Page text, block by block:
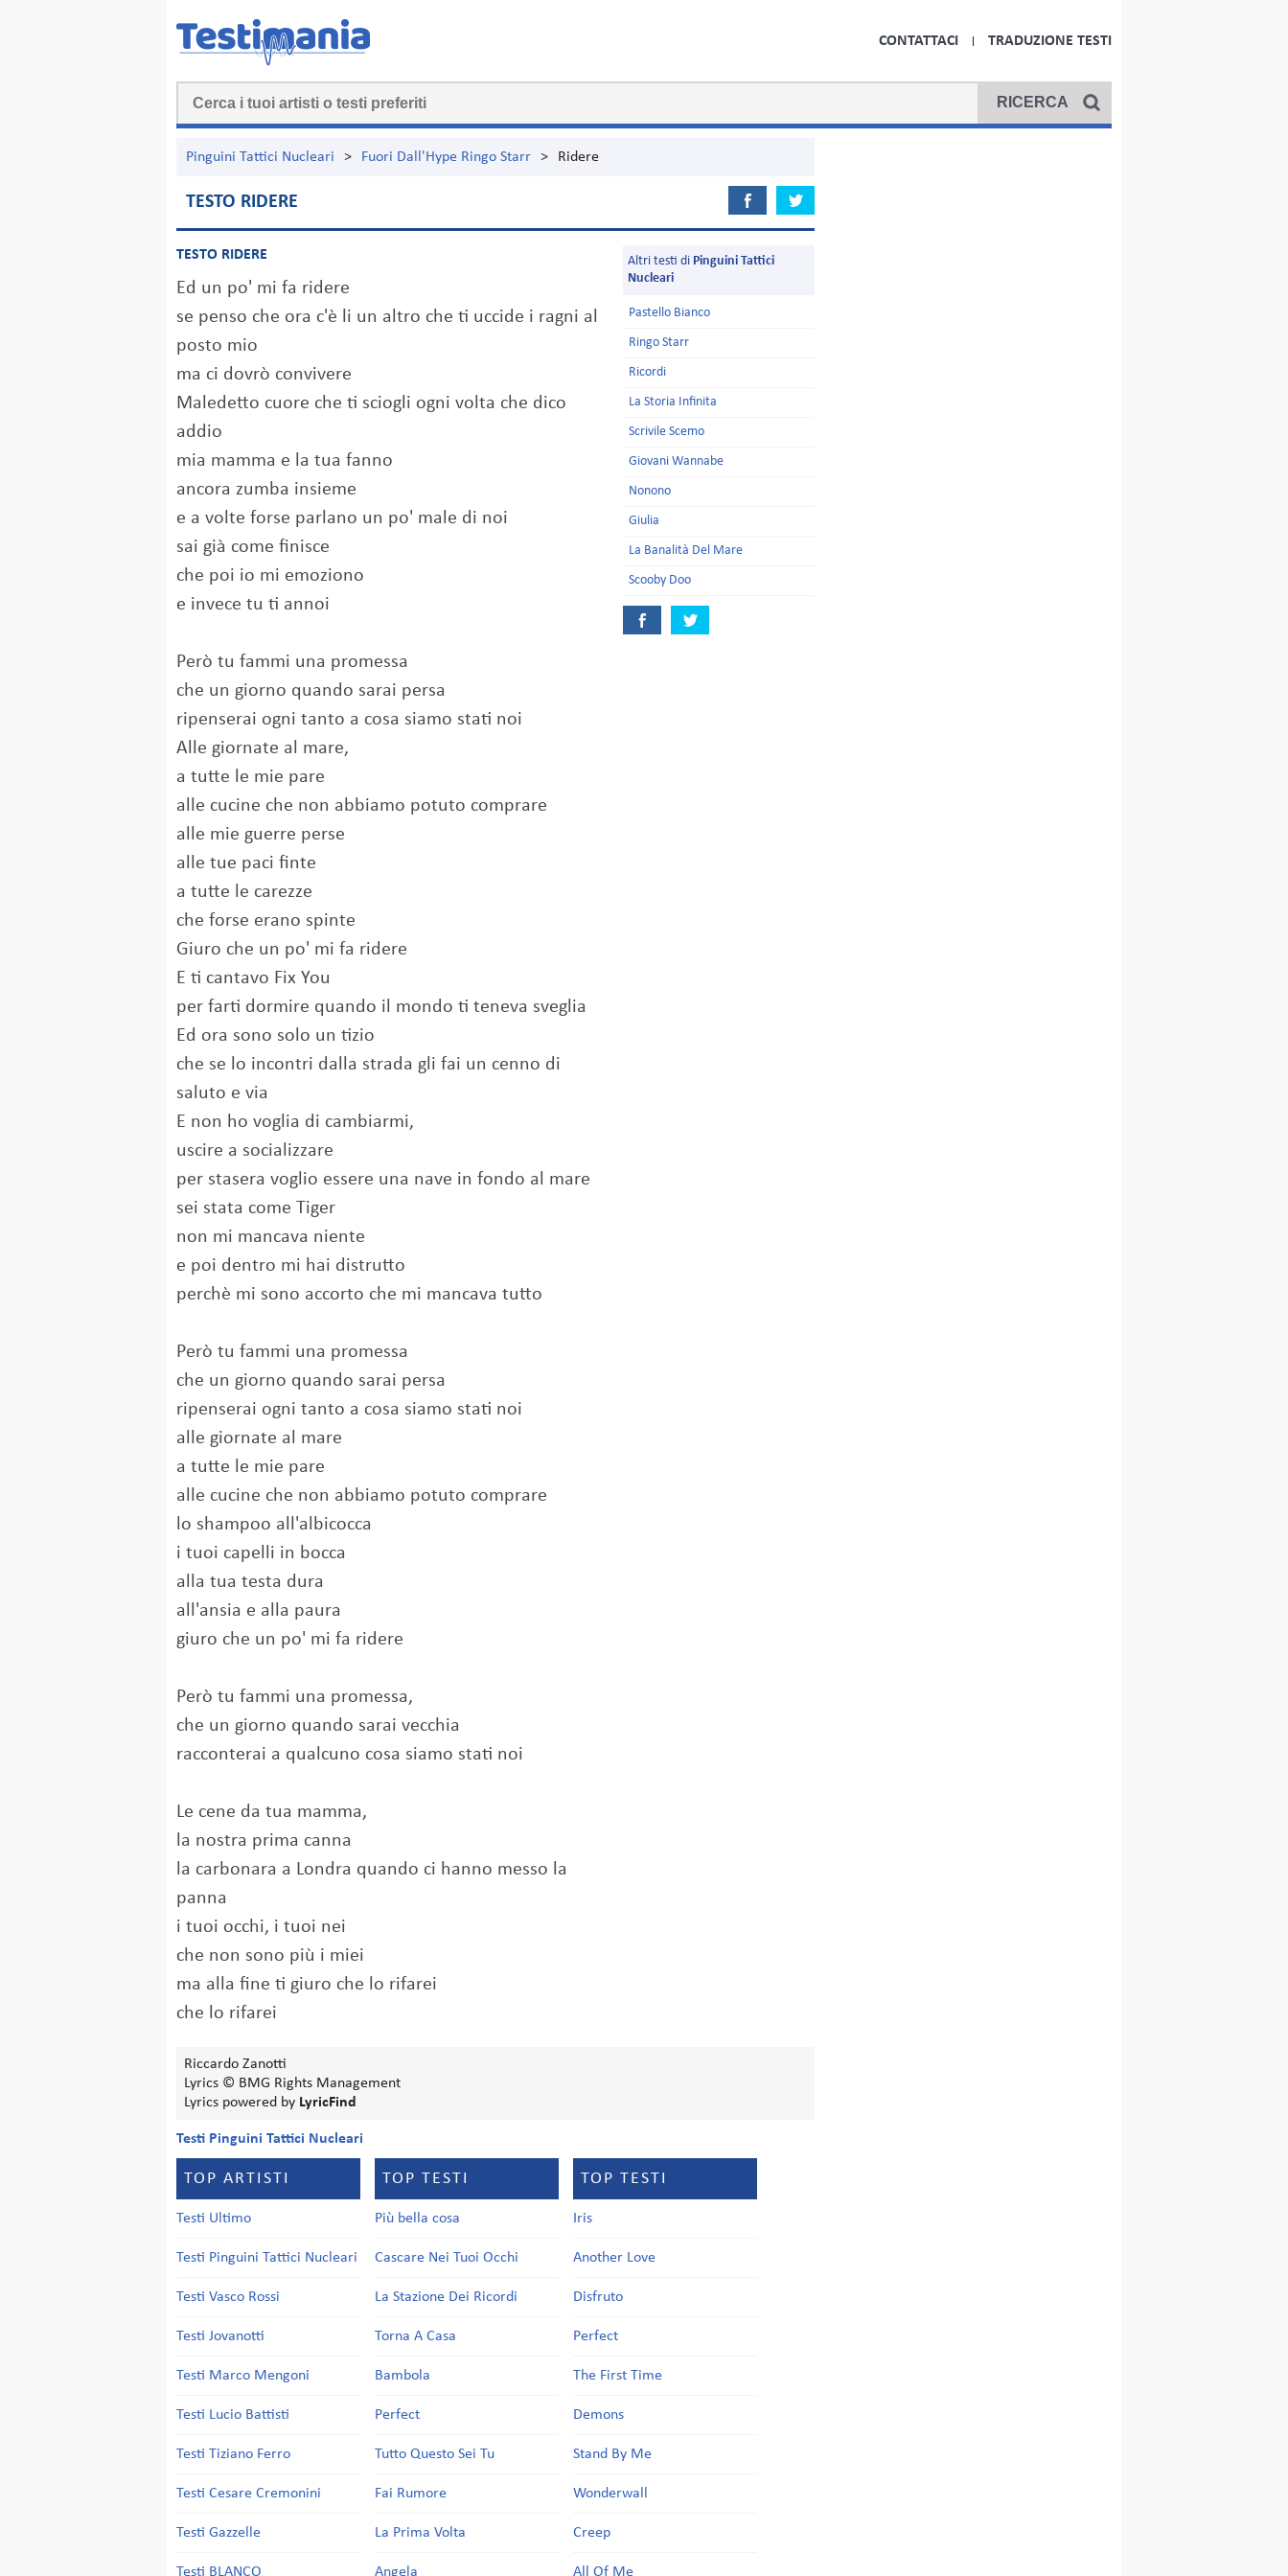
CONTATTACI TRADUZIONE TESTI
Pinguini Tattici Nucleari > Fuori Dall'Hype Ringo Starr > Ridere
TESTO RIDERE
TESTO RIDERE
Ed un po' mi fa ridere
se penso che ora c'è li un altro che ti uccide i ragni al
posto mio
ma ci dovrò convivere
Maledetto cuore che ti sciogli ogni volta che dico
addio
mia mamma e la tua fanno
ancora zumba insieme
e a volte forse parlano un po' male di noi
sai già come finisce
che poi io mi emoziono
e invece tu ti annoi
Però tu fammi una promessa
che un giorno quando sarai persa
ripenserai ogni tanto a cosa siamo stati noi
Alle giornate al mare,
a tutte le mie pare
alle cucine che non abbiamo potuto comprare
alle mie guerre perse
alle tue paci finte
a tutte le carezze
che forse erano spinte
Giuro che un po' mi fa ridere
E ti cantavo Fix You
per farti dormire quando il mondo ti teneva sveglia
Ed ora sono solo un tizio
che se lo incontri dalla strada gli fai un cenno di
saluto e via
E non ho voglia di cambiarmi,
uscire a socializzare
per stasera voglio essere una nave in fondo al mare
sei stata come Tiger
non mi mancava niente
e poi dentro mi hai distrutto
perchè mi sono accorto che mi mancava tutto
Però tu fammi una promessa
che un giorno quando sarai persa
ripenserai ogni tanto a cosa siamo stati noi
alle giornate al mare
a tutte le mie pare
alle cucine che non abbiamo potuto comprare
lo shampoo all'albicocca
i tuoi capelli in bocca
alla tua testa dura
all'ansia e alla paura
giuro che un po' mi fa ridere
Però tu fammi una promessa,
che un giorno quando sarai vecchia
racconterai a qualcuno cosa siamo stati noi
Le cene da tua mamma,
la nostra prima canna
la carbonara a Londra quando ci hanno messo la
panna
i tuoi occhi, i tuoi nei
che non sono più i miei
ma alla fine ti giuro che lo rifarei
che lo rifarei
Altri testi di Pinguini Tattici
Nucleari
Pastello Bianco
Ringo Starr
Ricordi
La Storia Infinita
Scrivile Scemo
Giovani Wannabe
Nonono
Giulia
La Banalità Del Mare
Scooby Doo
Riccardo Zanotti
Lyrics © BMG Rights Management
Lyrics powered by LyricFind
Testi Pinguini Tattici Nucleari
TOP ARTISTI
Testi Ultimo
Testi Pinguini Tattici Nucleari
Testi Vasco Rossi
Testi Jovanotti
Testi Marco Mengoni
Testi Lucio Battisti
Testi Tiziano Ferro
Testi Cesare Cremonini
Testi Gazzelle
Testi BLANCO
TOP TESTI
Più bella cosa
Cascare Nei Tuoi Occhi
La Stazione Dei Ricordi
Torna A Casa
Bambola
Perfect
Tutto Questo Sei Tu
Fai Rumore
La Prima Volta
Angela
TOP TESTI
Iris
Another Love
Disfruto
Perfect
The First Time
Demons
Stand By Me
Wonderwall
Creep
All Of Me